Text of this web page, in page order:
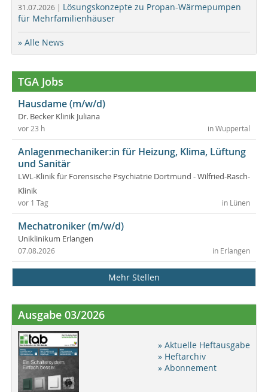
31.07.2026 | Lösungskonzepte zu Propan-Wärmepumpen
für Mehrfamilienhäuser
» Alle News
TGA Jobs
Hausdame (m/w/d)
Dr. Becker Klinik Juliana
in Wuppertal
vor 23 h
Anlagenmechaniker:in für Heizung, Klima, Lüftung
und Sanitär
LWL-Klinik für Forensische Psychiatrie Dortmund - Wilfried-Rasch-
Klinik
in Lünen
vor 1 Tag
Mechatroniker (m/w/d)
Uniklinikum Erlangen
in Erlangen
07.08.2026
Mehr Stellen
Ausgabe 03/2026
» Aktuelle Heftausgabe
» Heftarchiv
» Abonnement